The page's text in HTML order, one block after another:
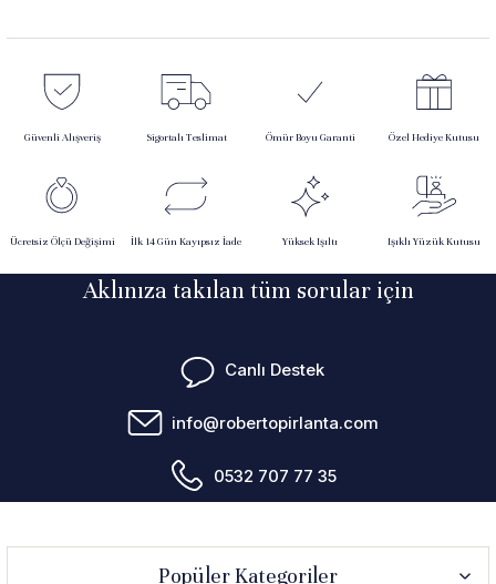
Güvenli Alışveriş Sigortalı Teslimat Ömür Boyu Garanti Özel Hediye Kutusu
Ücretsiz Ölçü Değişimi İlk 14 Gün Kayıpsız İade Yüksek Işıltı Işıklı Yüzük Kutusu
Aklınıza takılan tüm sorular için
Canlı Destek
info@robertopirlanta.com
0532 707 77 35
Popüler Kategoriler